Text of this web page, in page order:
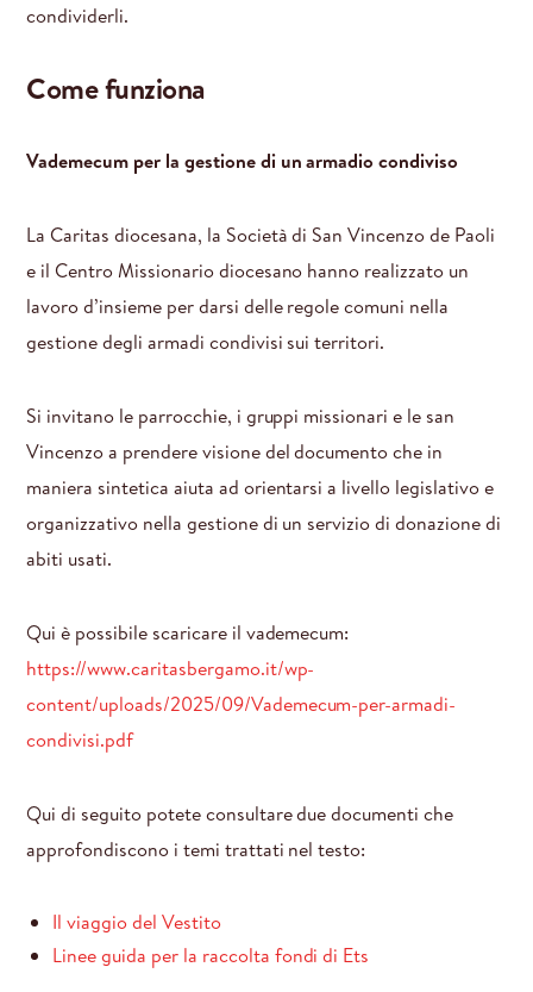
condividerli.
Come funziona
Vademecum per la gestione di un armadio condiviso
La Caritas diocesana, la Società di San Vincenzo de Paoli
e il Centro Missionario diocesano hanno realizzato un
lavoro d’insieme per darsi delle regole comuni nella
gestione degli armadi condivisi sui territori.
Si invitano le parrocchie, i gruppi missionari e le san
Vincenzo a prendere visione del documento che in
maniera sintetica aiuta ad orientarsi a livello legislativo e
organizzativo nella gestione di un servizio di donazione di
abiti usati.
Qui è possibile scaricare il vademecum:
https://www.caritasbergamo.it/wp-
content/uploads/2025/09/Vademecum-per-armadi-
condivisi.pdf
Qui di seguito potete consultare due documenti che
approfondiscono i temi trattati nel testo:
Il viaggio del Vestito
Linee guida per la raccolta fondi di Ets